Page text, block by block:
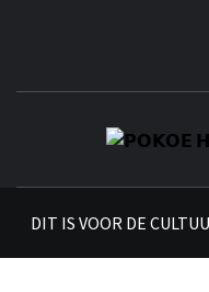
DIT IS VOOR DE